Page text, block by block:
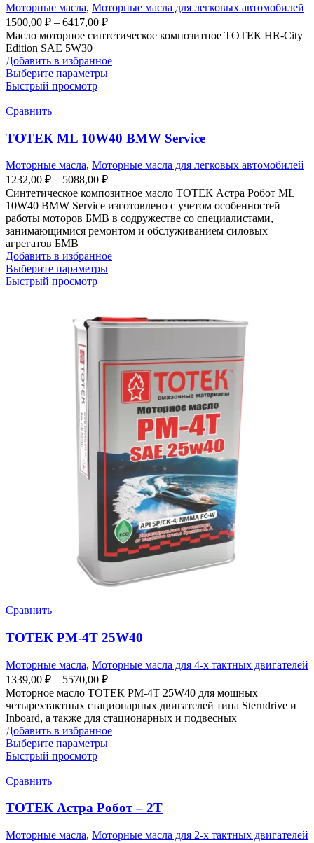
Моторные масла, Моторные масла для легковых автомобилей
1500,00 ₽ – 6417,00 ₽
Масло моторное синтетическое композитное ТОТЕК HR-City
Edition SAE 5W30
Добавить в избранное
Выберите параметры
Быстрый просмотр
Сравнить
ТОТЕК ML 10W40 BMW Service
Моторные масла, Моторные масла для легковых автомобилей
1232,00 ₽ – 5088,00 ₽
Синтетическое композитное масло ТОТЕК Астра Робот ML
10W40 BMW Service изготовлено с учетом особенностей
работы моторов БМВ в содружестве со специалистами,
занимающимися ремонтом и обслуживанием силовых
агрегатов БМВ
Добавить в избранное
Выберите параметры
Быстрый просмотр
Сравнить
ТОТЕК PM-4T 25W40
Моторные масла, Моторные масла для 4-х тактных двигателей
1339,00 ₽ – 5570,00 ₽
Моторное масло ТОТЕК PM-4T 25W40 для мощных
четырехтактных стационарных двигателей типа Sterndrive и
Inboard, а также для стационарных и подвесных
Добавить в избранное
Выберите параметры
Быстрый просмотр
Сравнить
ТОТЕК Астра Робот – 2Т
Моторные масла, Моторные масла для 2-х тактных двигателей